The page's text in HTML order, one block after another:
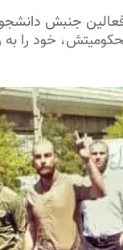
جنبش
خود را به